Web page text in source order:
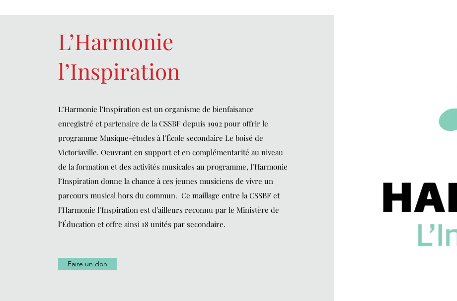
L’Harmonie
l’Inspiration
L’Harmonie l’Inspiration est un organisme de bienfaisance
enregistré et partenaire de la CSSBF depuis 1992 pour offrir le
programme Musique-études à l’École secondaire Le boisé de
Victoriaville. Oeuvrant en support et en complémentarité au niveau
de la formation et des activités musicales au programme, l’Harmonie
l’Inspiration donne la chance à ces jeunes musiciens de vivre un
parcours musical hors du commun. Ce maillage entre la CSSBF et
l’Harmonie l’Inspiration est d’ailleurs reconnu par le Ministère de
l’Éducation et offre ainsi 18 unités par secondaire.
Faire un don